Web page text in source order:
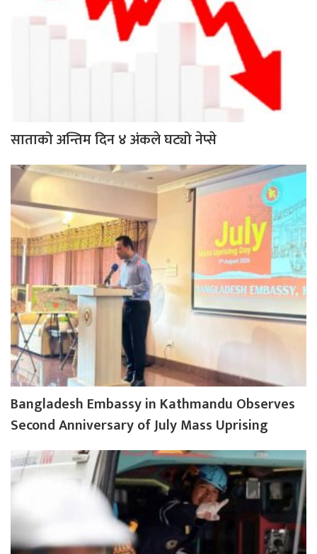
साताको अन्तिम दिन ४ अंकले घट्यो नेप्से
Bangladesh Embassy in Kathmandu Observes
Second Anniversary of July Mass Uprising